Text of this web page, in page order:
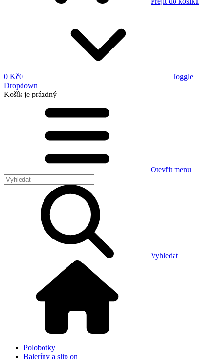
0 Kč0
Toggle
Dropdown
Košík je prázdný
Otevřít menu
Vyhledat
Polobotky
Baleríny a slip on